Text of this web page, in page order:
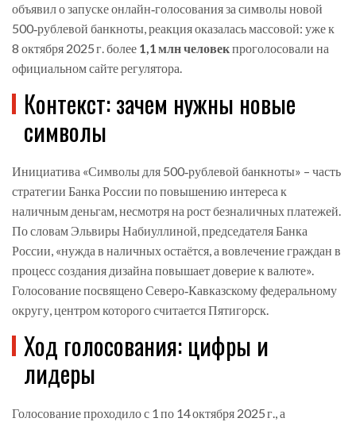
объявил о запуске онлайн‑голосования за символы новой
500‑рублевой банкноты, реакция оказалась массовой: уже к
8 октября 2025 г. более 1,1 млн человекпроголосовали на
официальном сайте регулятора.
Контекст: зачем нужны новые
символы
Инициатива «Символы для 500‑рублевой банкноты» – часть
стратегии Банка России по повышению интереса к
наличным деньгам, несмотря на рост безналичных платежей.
По словам Эльвиры Набиуллиной, председателя Банка
России, «нужда в наличных остаётся, а вовлечение граждан в
процесс создания дизайна повышает доверие к валюте».
Голосование посвящено Северо‑Кавказскому федеральному
округу, центром которого считаетсяПятигорск.
Ход голосования: цифры и
лидеры
Голосование проходило с 1 по 14 октября 2025 г., а